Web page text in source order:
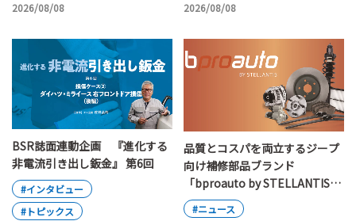
2026/08/08
2026/08/08
BSR誌面連動企画 『進化する
非電流引き出し鈑金』 第6回
#インタビュー
#トピックス
品質とコスパを両立するジープ
向け補修部品ブランド
「bproauto by STELLANTIS」
が日本上陸
#ニュース